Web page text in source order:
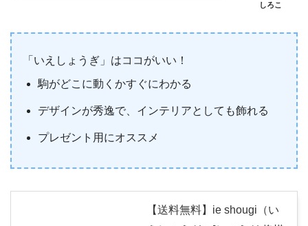
しろこ
「いえしょうぎ」はココがいい！
駒がどこに動くかすぐにわかる
デザインが秀逸で、インテリアとしても飾れる
プレゼント用にオススメ
【送料無料】ie shougi（い